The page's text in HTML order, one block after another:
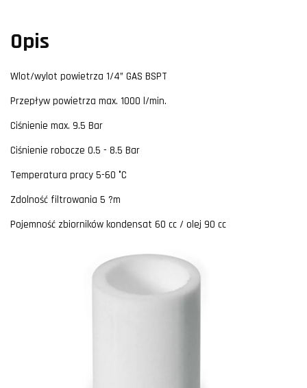
Opis
Wlot/wylot powietrza 1/4” GAS BSPT
Przepływ powietrza max. 1000 l/min.
Ciśnienie max. 9.5 Bar
Ciśnienie robocze 0.5 - 8.5 Bar
Temperatura pracy 5-60 °C
Zdolność filtrowania 5 ?m
Pojemność zbiorników kondensat 60 cc / olej 90 cc